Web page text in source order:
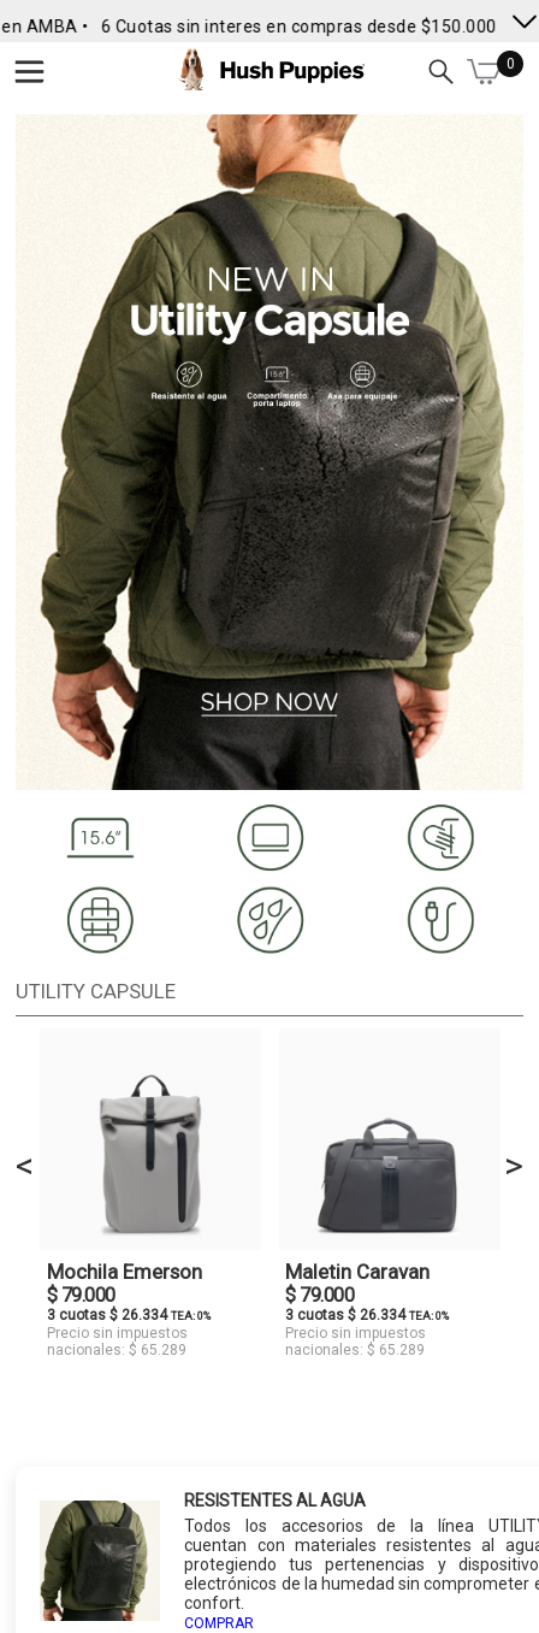
AMBA • 6 Cuotas sin interes en compras desde $150.000 •
0
UTILITY CAPSULE
<
Mochila Emerson
$ 79.000
3 cuotas $ 26.334TEA: 0%
Precio sin impuestos
nacionales: $ 65.289
Maletin Caravan
$ 79.000
3 cuotas $ 26.334TEA: 0%
Precio sin impuestos
nacionales: $ 65.289
>
RESISTENTES AL AGUA
Todos los accesorios de la línea
cuentan con materiales resistentes al
protegiendo tus pertenencias y
electrónicos de la humedad sin comprometer
confort.
COMPRAR